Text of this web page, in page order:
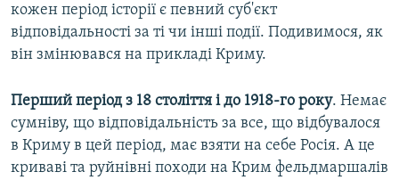
кожен період історії є певний суб'єкт
відповідальності за ті чи інші події. Подивимося, як
він змінювався на прикладі Криму.
Перший період з 18 століття і до 1918-го року. Немає
сумніву, що відповідальність за все, що відбувалося
в Криму в цей період, має взяти на себе Росія. А це
криваві та руйнівні походи на Крим фельдмаршалів